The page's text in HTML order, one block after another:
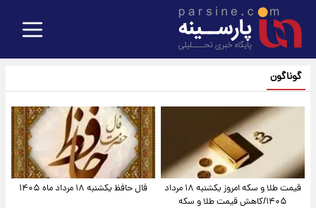
گوناگون
قیمت طلا و سکه امروز یکشنبه ۱۸ مرداد
۱۴۰۵/کاهش قیمت طلا و سکه
فال حافظ یکشنبه ۱۸ مرداد ماه ۱۴۰۵